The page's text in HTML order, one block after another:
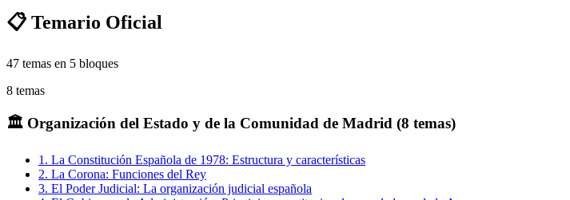
📋 Temario Oficial
47 temas en 5 bloques
8 temas
🏛️ Organización del Estado y de la Comunidad de Madrid (8 temas)
1 . La Constitución Española de 1978: Estructura y características
2. La Corona: Funciones del Rey
3. El Poder Judicial: La organización judicial española